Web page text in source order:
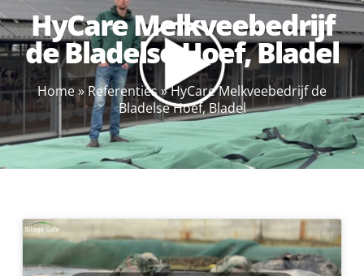
HyCare Melkveebedrijf
de Bladelse Hoef, Bladel
Home»Referenties»HyCare Melkveebedrijf de
Bladelse Hoef, Bladel